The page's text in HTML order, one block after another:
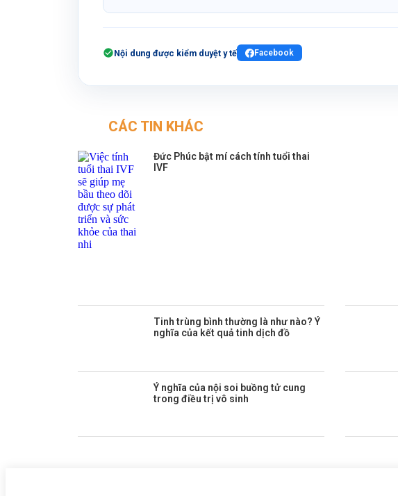
Nội dung được kiểm duyệt y tế Facebook
CÁC TIN KHÁC
Đức Phúc bật mí cách tính tuổi thai
IVF
Tinh trùng bình thường là như nào? Ý
nghĩa của kết quả tinh dịch đồ
Ý nghĩa của nội soi buồng tử cung
trong điều trị vô sinh